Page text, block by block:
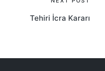
Tehiri İcra Kararı